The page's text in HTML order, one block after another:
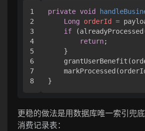
1
2
3
4
5
6
7
private void
Long
orderId =
if
return;
    }
更稳的做法是用数据库唯一索引兜
消费记录表：